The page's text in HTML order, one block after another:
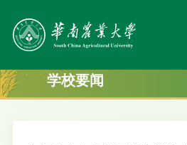
学校要闻